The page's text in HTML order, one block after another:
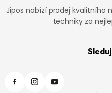
Jipos nabízí prodej kvalitního
techniky za